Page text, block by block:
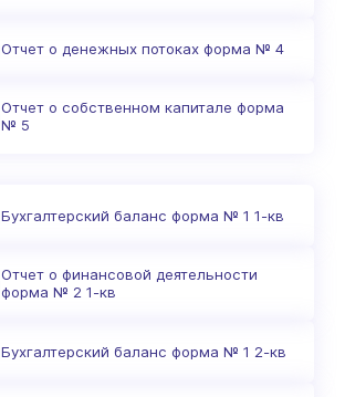
Отчет о денежных потоках форма № 4
Отчет о собственном капитале форма
№ 5
Бухгалтерский баланс форма № 1 1-кв
Отчет о финансовой деятельности
форма № 2 1-кв
Бухгалтерский баланс форма № 1 2-кв